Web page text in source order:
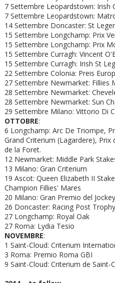
7 Settembre Leopardstown: Irish
7 Settembre Leopardstown:
14 Settembre Doncaster: St Leger
15 Settembre Longchamp: Prix
15 Settembre Longchamp: Prix
15 Settembre Curragh: Vincent
15 Settembre Curragh: Irish St
22 Settembre Colonia: Preis
27 Settembre Newmarket: Fillies
28 Settembre Newmarket:
28 Settembre Newmarket: Sun
29 Settembre Milano: Vittorio Di
OTTOBRE:
6 Longchamp: Arc De Triompe,
Grand Criterium (Lagardere), Prix
de la Foret.
12 Newmarket: Middle Park
13 Milano: Gran Criterium
19 Ascot: Queen Elizabeth II
Champion Fillies' Mares
20 Milano: Gran Premio del
26 Doncaster: Racing Post Trophy
27 Longchamp: Royal Oak
27 Roma: Lydia Tesio
NOVEMBRE:
1 Saint-Cloud: Criterium
3 Roma: Premio Roma GBI
9 Saint-Cloud: Criterium de Saint-